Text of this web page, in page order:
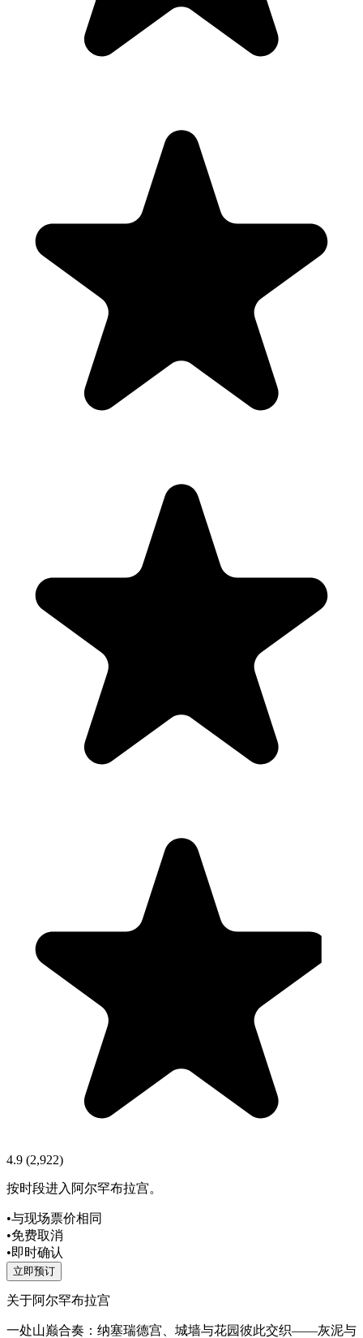
4.9 (2,922)
按时段进入阿尔罕布拉宫。
•与现场票价相同
•免费取消
•即时确认
立即预订
关于阿尔罕布拉宫
一处山巅合奏：纳塞瑞德宫、城墙与花园彼此交织——灰泥与